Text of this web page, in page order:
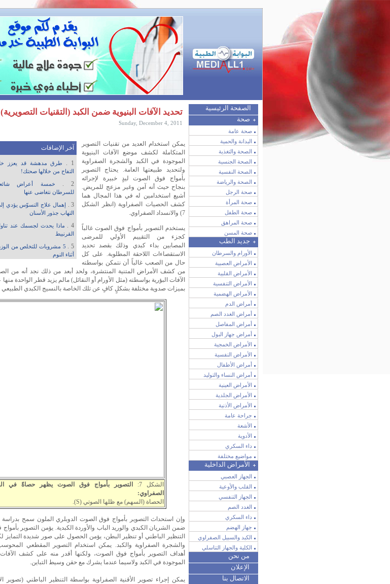
الصفحة الرئيسية
صحة
صحة عامة
البدانة والحمية
الصحة والتغذية
الصحة الجنسية
الصحة النفسية
الصحة والرياضة
صحة الرجل
صحة المرأة
صحة الطفل
صحة المراهق
صحة المسن
جديد الطب
الأورام والسرطان
الأمراض العصبية
الأمراض القلبية
الأمراض التنفسية
الأمراض الهضمية
أمراض الدم
أمراض الغدد الصم
أمراض المفاصل
أمراض جهاز البول
الأمراض الخمجية
الأمراض النفسية
أمراض الأطفال
أمراض النساء والتوليد
الأمراض العينية
الأمراض الجلدية
الأمراض الأذنية
جراحة عامة
الأشعة
الأدوية
داء السكري
مواضيع مختلفة
الأمراض الداخلية
الجهاز العصبي
القلب والأوعية
الجهاز التنفسي
الغدد الصم
داء السكري
جهاز الهضم
الكبد والسبيل الصفراوي
الكلية والجهاز التناسلي
من نحن
الإعلان
الاتصال بنا
تحديد الآفات البنيوية ضمن الكبد (التقنيات التصويرية)
Sunday, December 4, 2011
آخر الإضافات
1 .
طرق مدهشة قد يعزز
التفاح من خلالها صحتك!
2 .
خمسة أعراض
للسرطان نتغاضى عنها
3 .
إهمال علاج التسوّس يؤدي
التهاب جذور الأسنان
4 .
ماذا يحدث لجسمك عند
القرنبيط
5 .
5 مشروبات للتخلص من
أثناء النوم
يمكن استخدام العديد من تقنيات التصوير
المتكاملة لكشف موضع الآفات البنيوية
الموجودة في الكبد والشجرة الصفراوية
ولتحديد طبيعتها العامة. يحتاج التصوير
بأمواج فوق الصوت ليدٍ خبيرة لإجرائه
بنجاح حيث أنه آمن وغير مزعج للمريض.
أشيع استخدامين له في هذا المجال هما
كشف الحصيات الصفراوية (انظر الشكل
7) والانسداد الصفراوي.
يستخدم التصوير بأمواج فوق الصوت غالباً
كجزء من التقييم الأولي للمرضى
المصابين بداء كبدي وذلك بقصد تحديد
الاستقصاءات اللاحقة المطلوبة. على كل
حال من الصعب غالباً أن نتمكن بواسطته
من كشف الأمراض المتنية المنتشرة، ولحد أبعد من ذلك نجد أنه من
بميزات صدوية مختلفة بشكلٍ كافٍ عن تلك الخاصة بالنسيج الكبدي الطبيعي
الشكل 7:
التصوير بأمواج فوق الصوت يظهر حصاةً في
الصفراوي:
الحصاة (السهم) مع ظلها الصوتي (S).
وإن استحداث التصوير بأمواج فوق الصوت الدوبلري الملون سمح بدراسة
ضمن الشريان الكبدي والوريد الباب والأوردة الكبدية. يؤمن التصوير
التنظير الباطني أو تنظير البطن، يؤمن الحصول على صور شديدة التمايز
والشجرة الصفراوية والكبد. يمكن استخدام التصوير المقطعي
أهداف التصوير بأمواج فوق الصوت، ولكنها أقدر منه على كشف الآفات
الموجودة في الكبد ولاسيما عندما يشرك مع حقن وسيط التباين.
يمكن إجراء تصوير الأقنية الصفراوية بواسطة التنظير الباطني (تصوير